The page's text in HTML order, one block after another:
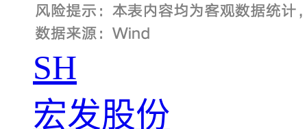
SH
宏发股份